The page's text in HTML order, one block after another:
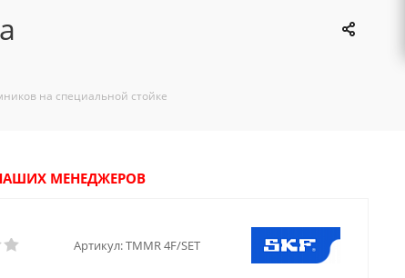
на специальной стойке
МЕНЕДЖЕРОВ
Артикул:TMMR 4F/SET